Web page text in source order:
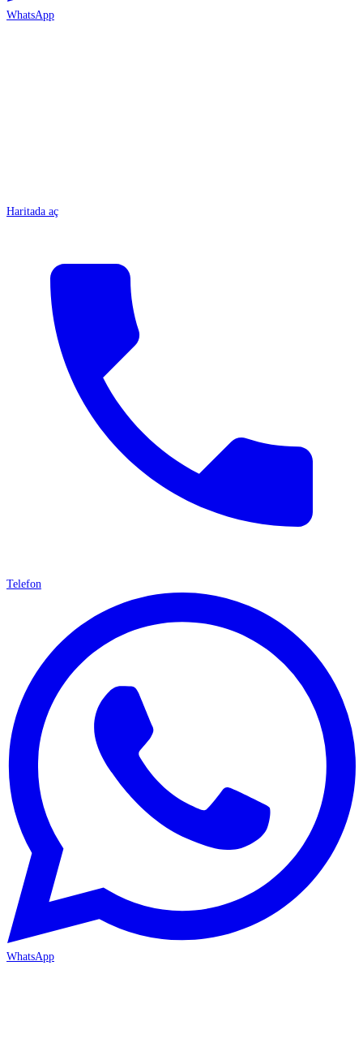
WhatsApp
Haritada aç
Telefon
WhatsApp